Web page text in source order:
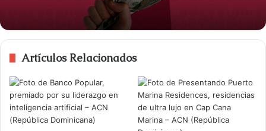
Artículos Relacionados